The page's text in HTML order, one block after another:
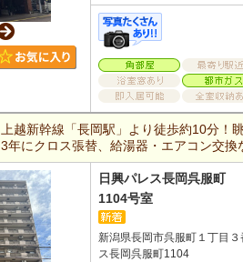
上越新幹線「長岡駅」より徒歩約10分
3年にクロス張替、給湯器・エアコン交換
日興パレス長岡呉服町
1104号室
新潟県長岡市呉服町１丁目
ス長岡呉服町1104